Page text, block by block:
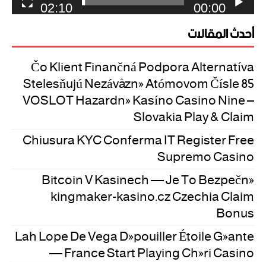
00:00
02:10
أحدث المقالات
Čo Klient Finančná Podpora Alternatíva
Stelesňujú Nezáväzné Atómovom Čísle 85
VOSLOT Hazardné Kasíno Casino Nine –
Slovakia Play & Claim
Chiusura KYC Conferma IT Register Free
Supremo Casino
Bitcoin V Kasinech — Je To Bezpečné
kingmaker-kasino.cz Czechia Claim
Bonus
Lah Lope De Vega Dépouiller Étoile Géante
— France Start Playing Chéri Casino